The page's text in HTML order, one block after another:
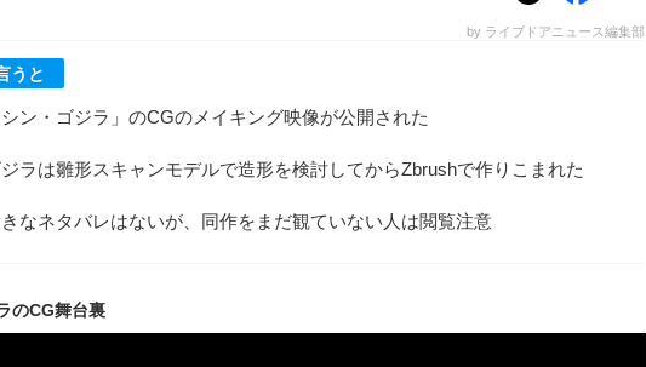
by ライブドアニュース編集部
うと
シン・ゴジラ」のCGのメイキング映像が公開された
ジラは雛形スキャンモデルで造形を検討してからZbrushで作りこまれた
なネタバレはないが、同作をまだ観ていない人は閲覧注意
のCG舞台裏